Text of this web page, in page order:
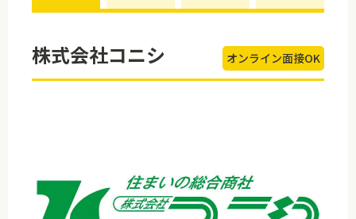
株式会社コニシ オンライン面接OK